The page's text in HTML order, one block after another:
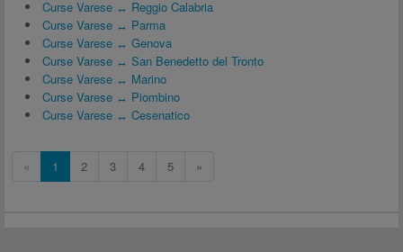
Curse Varese ↔ Reggio Calabria
Curse Varese ↔ Parma
Curse Varese ↔ Genova
Curse Varese ↔ San Benedetto del Tronto
Curse Varese ↔ Marino
Curse Varese ↔ Piombino
Curse Varese ↔ Cesenatico
« 1 2 3 4 5 »